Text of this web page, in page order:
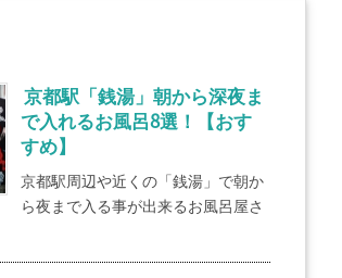
京都駅「銭湯」朝から深夜ま
で入れるお風呂8選！【おす
すめ】
京都駅周辺や近くの「銭湯」で朝か
ら夜まで入る事が出来るお風呂屋さ